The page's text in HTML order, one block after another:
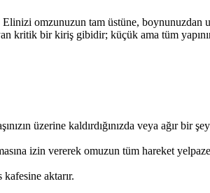
Elinizi omzunuzun tam üstüne, boynunuzdan
kritik bir kiriş gibidir; küçük ama tüm
üzerine kaldırdığınızda veya ağır bir şey
izin vererek omuzun tüm hareket
aktarır.